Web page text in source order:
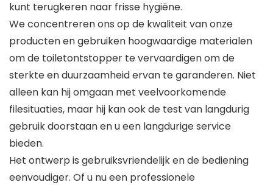
kunt terugkeren naar frisse hygiëne.
We concentreren ons op de kwaliteit van onze
producten en gebruiken hoogwaardige materialen
om de toiletontstopper te vervaardigen om de
sterkte en duurzaamheid ervan te garanderen. Niet
alleen kan hij omgaan met veelvoorkomende
filesituaties, maar hij kan ook de test van langdurig
gebruik doorstaan en u een langdurige service
bieden.
Het ontwerp is gebruiksvriendelijk en de bediening
eenvoudiger. Of u nu een professionele